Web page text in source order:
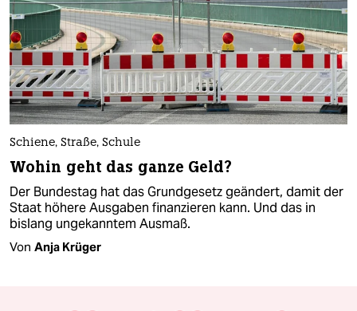
Schiene, Straße, Schule
Wohin geht das ganze Geld?
Der Bundestag hat das Grundgesetz geändert, damit der
Staat höhere Ausgaben finanzieren kann. Und das in
bislang ungekanntem Ausmaß.
Von Anja Krüger